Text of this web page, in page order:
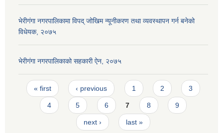
भेरीगंगा नगरपालिकामा विपद् जोखिम न्यूनीकरण तथा व्यवस्थापन गर्न बनेको
विधेयक, २०७५
भेरीगंगा नगरपालिकाको सहकारी ऐन, २०७५
Pages
« first ‹ previous 1 2 3
4 5 6 7 8 9
next › last »